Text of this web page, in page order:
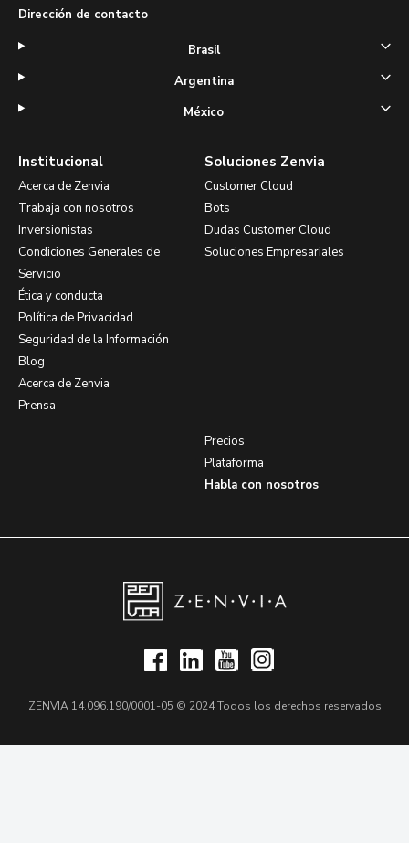
Institucional
Acerca de Zenvia
Trabaja con nosotros
Inversionistas
Condiciones Generales de
Servicio
Ética y conducta
Política de Privacidad
Seguridad de la Información
Blog
Acerca de Zenvia
Prensa
Soluciones Zenvia
Customer Cloud
Bots
Dudas Customer Cloud
Soluciones Empresariales
Precios
Plataforma
Habla con nosotros
Dirección de contacto
Brasil
Argentina
México
ZENVIA 14.096.190/0001-05 © 2024 Todos los derechos reservados